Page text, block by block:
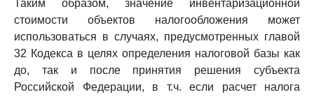
Таким образом, значение инвентаризационной
стоимости объектов налогообложения может
использоваться в случаях, предусмотренных главой
32 Кодекса в целях определения налоговой базы как
до, так и после принятия решения субъекта
Российской Федерации, в т.ч. если расчет налога